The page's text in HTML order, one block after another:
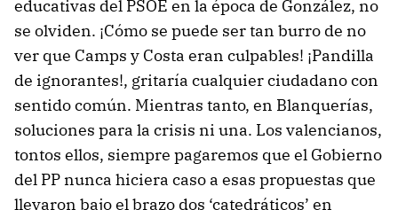
educativas del PSOE en la época de González, no
se olviden. ¡Cómo se puede ser tan burro de no
ver que Camps y Costa eran culpables! ¡Pandilla
de ignorantes!, gritaría cualquier ciudadano con
sentido común. Mientras tanto, en Blanquerías,
soluciones para la crisis ni una. Los valencianos,
tontos ellos, siempre pagaremos que el Gobierno
del PP nunca hiciera caso a esas propuestas que
llevaron bajo el brazo dos ‘catedráticos’ en